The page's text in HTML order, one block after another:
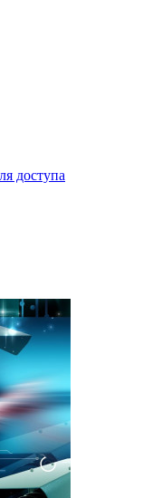
доступа